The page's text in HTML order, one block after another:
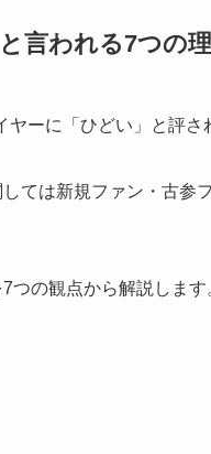
言われる7つの
ーに「ひどい」と評さ
ては新規ファン・古参
の観点から解説します